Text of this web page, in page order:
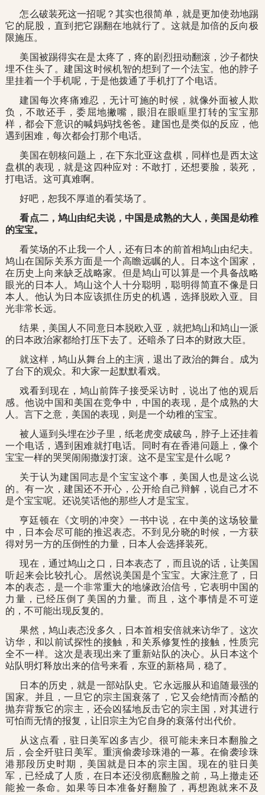
怎么破装死这一招呢？其实也很简单，就是更加使劲地踢
它的屁股，直到把它踢翻在地就行了。这就是加倍的反向极
限施压。
美国被踢得实在是太疼了，疼的剧烈扭动翻滚，沙子都快
埋不住头了。建国这时候机智的想到了一个法宝。他的脖子
里挂着一个手机呢，于是他拨通了手机打了个电话。
建国每次疼痛难忍，无计可施的时候，就像外面被人欺
负，不敢还手，委屈地撇嘴，眼泪在眼眶里打转的宝宝那
样，都会下意识的喊妈妈找爸爸。建国也是类似的反应，他
遇到困难，每次都会打那个电话。
美国在朝核问题上，在下东北亚这盘棋，同样也是西太这
盘棋的表现，就是这四种应对：不敢打，还想要脸，装死，
打电话。这可真难啊。
好吧，恕我不厚道的看笑场了。
看点二，鸠山由纪夫说，中国是成熟的大人，美国是幼稚
的宝宝。
看笑场的不止我一个人，还有日本的前首相鸠山由纪夫。
鸠山在国际关系方面是一个高瞻远瞩的人。日本这个国家，
在历史上向来缺乏战略家。但是鸠山可以算是一个具备战略
眼光的日本人。鸠山这个人十分聪明，聪明得简直不像是日
本人。他认为日本应该抓住历史的机遇，选择脱欧入亚。目
光非常长远。
结果，美国人不同意日本脱欧入亚，就把鸠山和鸠山一派
的日本政治家都给打压下去了。还暗杀了日本的财政大臣。
就这样，鸠山从舞台上的主演，退出了政治的舞台。成为
了台下的观众。和大家一起默默看戏。
戏看到现在，鸠山前阵子接受采访时，说出了他的观后
感。他说中国和美国在竞争中，中国的表现，是个成熟的大
人。言下之意，美国的表现，则是一个幼稚的宝宝。
被人逼到头埋在沙子里，纸老虎变成破鸟，脖子上还挂着
一个电话，遇到困难就打电话。同时有在香港问题上，像个
宝宝一样的哭哭闹闹撒泼打滚。这不是宝宝是什么呢？
关于认为建国同志是个宝宝这个事，美国人也是这么说
的。有一次，建国还不开心，公开给自己辩解，说自己才不
是个宝宝呢。还说笑话他的那些人才是宝宝。
亨廷顿在《文明的冲突》一书中说，在中美的这场较量
中，日本会尽可能的推迟表态。不到见分晓的时候，一方获
得对另一方的压倒性的力量，日本人会选择装死。
现在，通过鸠山之口，日本表态了，而且说的话，让美国
听起来会比较扎心。居然说美国是个宝宝。大家注意了，日
本的表态，是一个非常重大的地缘政治信号，它表明中国的
力量，已经压倒了美国的力量。而且，这个事情是不可逆
的，不可能出现反复的。
果然，鸠山表态没多久，日本首相安倍就来访华了。这次
访华，和以前试探性的接触，和关系修复性的接触，性质完
全不一样。这次是表现出来了重新站队的决心。从日本这个
站队明灯释放出来的信号来看，东亚的新格局，稳了。
日本的历史，就是一部站队史。它永远服从和追随最强的
国家。并且，一旦它的宗主国衰落了，它又会绝情而冷酷的
抛弃背叛它的宗主，还会凶猛地反击它的宗主国，对其进行
可怕而无情的报复，让旧宗主为它自身的衰落付出代价。
从这点看，驻日美军凶多吉少。很可能未来日本翻脸之
后，会全歼驻日美军。重演偷袭珍珠港的一幕。在偷袭珍珠
港那段历史时期，美国就是日本的宗主国。现在的驻日美
军，已经成了人质，在日本还没彻底翻脸之前，马上撤走还
能捡一条命。如果等日本准备好翻脸了，再想跑就来不及